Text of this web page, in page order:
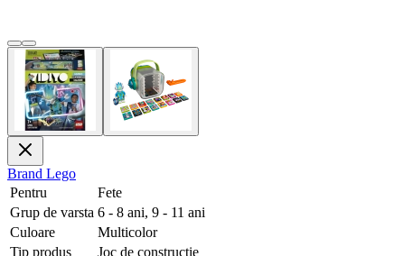
Brand Lego
Pentru
Fete
Grup de varsta 6 - 8 ani, 9 - 11 ani
Culoare
Multicolor
Tip produs
Joc de constructie